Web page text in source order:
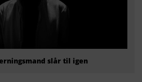
slår til igen